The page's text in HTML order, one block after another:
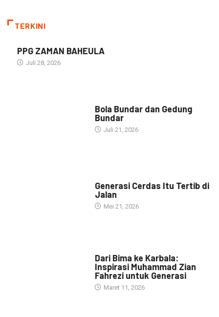
TERKINI
PPG ZAMAN BAHEULA
Juli 28, 2026
Bola Bundar dan Gedung
Bundar
Juli 21, 2026
Generasi Cerdas Itu Tertib di
Jalan
Mei 21, 2026
Dari Bima ke Karbala:
Inspirasi Muhammad Zian
Fahrezi untuk Generasi
Maret 11, 2026